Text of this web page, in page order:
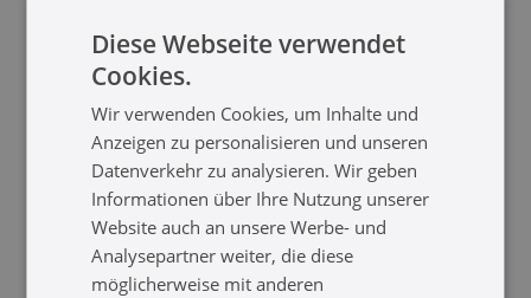
Diese Webseite verwendet
Cookies.
Wir verwenden Cookies, um Inhalte und
Anzeigen zu personalisieren und unseren
Datenverkehr zu analysieren. Wir geben
Informationen über Ihre Nutzung unserer
Website auch an unsere Werbe- und
Analysepartner weiter, die diese
möglicherweise mit anderen